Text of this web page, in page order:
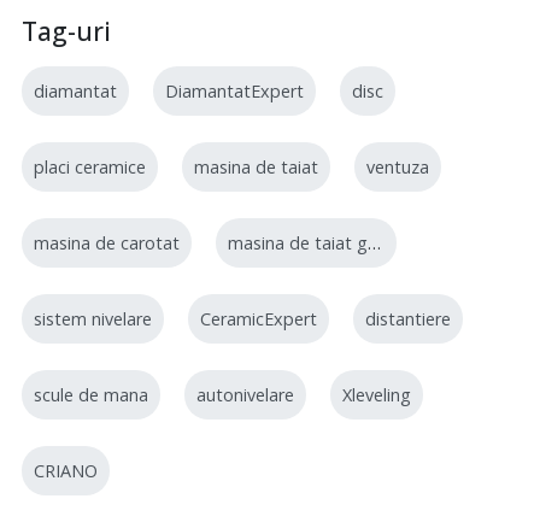
Tag-uri
diamantat DiamantatExpert disc
placi ceramice masina de taiat ventuza
masina de carotat masina de taiat gresie
sistem nivelare CeramicExpert distantiere
scule de mana autonivelare Xleveling
CRIANO